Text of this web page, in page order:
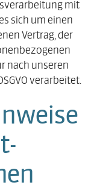
mit
sich um einen
Vertrag, der
nach unseren
verarbeitet.